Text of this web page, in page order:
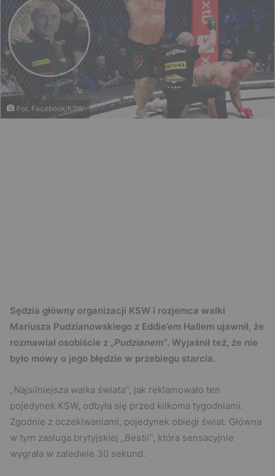
Fot. Facebook/KSW
Sędzia główny organizacji KSW i rozjemca walki
Mariusza Pudzianowskiego z Eddie’em Hallem ujawnił, że
rozmawiał osobiście z „Pudzianem”. Wyjaśnił też, że nie
było mowy o jego błędzie w przebiegu starcia.
„Najsilniejsza walka świata”, jak reklamowało ten
pojedynek KSW, odbyła się przed kilkoma tygodniami.
Zgodnie z oczekiwaniami, pojedynek obiegł świat. Główna
w tym zasługa brytyjskiej
„Bestii”, która sensacyjnie
wygrała w zaledwie 30 sekund.